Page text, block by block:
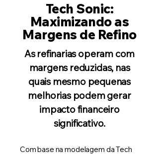
Tech Sonic:
Maximizando as
Margens de Refino
As refinarias operam com
margens reduzidas, nas
quais mesmo pequenas
melhorias podem gerar
impacto financeiro
significativo.
Com base na modelagem da Tech